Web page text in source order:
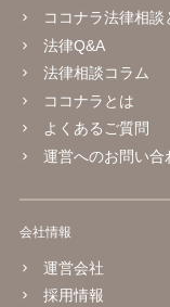
ココナラ法律相談
法律Q&A
法律相談コラム
ココナラとは
よくあるご質問
運営へのお問い合
会社情報
運営会社
採用情報